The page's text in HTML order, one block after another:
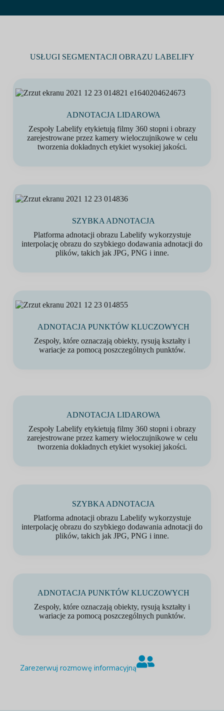
USŁUGI SEGMENTACJI OBRAZU LABELIFY
ADNOTACJA LIDAROWA
Zespoły Labelify etykietują filmy 360 stopni i obrazy
zarejestrowane przez kamery wieloczujnikowe w celu
tworzenia dokładnych etykiet wysokiej jakości.
SZYBKA ADNOTACJA
Platforma adnotacji obrazu Labelify wykorzystuje
interpolację obrazu do szybkiego dodawania adnotacji do
plików, takich jak JPG, PNG i inne.
ADNOTACJA PUNKTÓW KLUCZOWYCH
Zespoły, które oznaczają obiekty, rysują kształty i
wariacje za pomocą poszczególnych punktów.
ADNOTACJA LIDAROWA
Zespoły Labelify etykietują filmy 360 stopni i obrazy
zarejestrowane przez kamery wieloczujnikowe w celu
tworzenia dokładnych etykiet wysokiej jakości.
SZYBKA ADNOTACJA
Platforma adnotacji obrazu Labelify wykorzystuje
interpolację obrazu do szybkiego dodawania adnotacji do
plików, takich jak JPG, PNG i inne.
ADNOTACJA PUNKTÓW KLUCZOWYCH
Zespoły, które oznaczają obiekty, rysują kształty i
wariacje za pomocą poszczególnych punktów.
Zarezerwuj rozmowę informacyjną